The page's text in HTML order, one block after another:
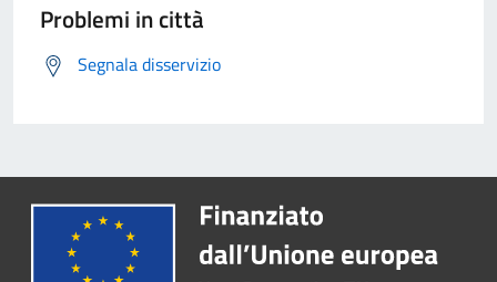
Problemi in città
Segnala disservizio